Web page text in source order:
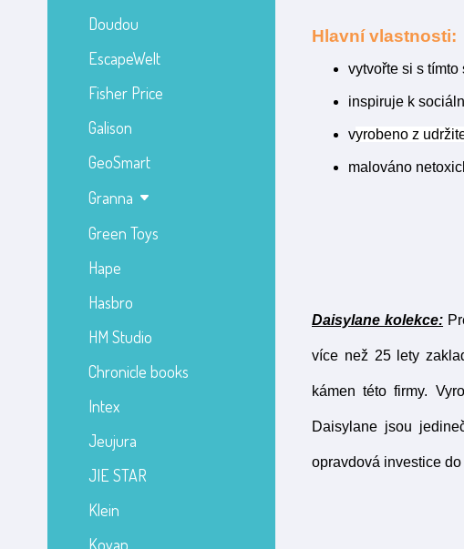
Doudou
EscapeWelt
Fisher Price
Galison
GeoSmart
Granna
Green Toys
Hape
Hasbro
HM Studio
Chronicle books
Intex
Jeujura
JIE STAR
Klein
Kovap
Hlavní vlastnosti:
vytvořte si s
inspiruje k
vyrobeno z
malováno
Daisylane kolekce:
více než 25 lety
kámen této firmy.
Daisylane jsou
opravdová investice do